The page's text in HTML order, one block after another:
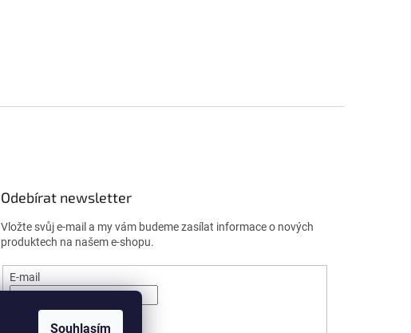
Souhlasím
Odebírat newsletter
Vložte svůj e-mail a my vám budeme zasílat informace o nových
produktech na našem e-shopu.
E-mail